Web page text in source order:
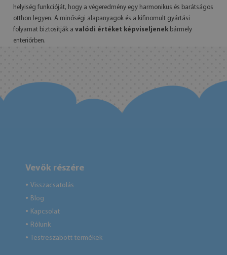
helyiség funkcióját, hogy a végeredmény egy harmonikus és barátságos
otthon legyen. A minőségi alapanyagok és a kifinomult gyártási
folyamat biztosítják a valódi értéket képviseljenek bármely
enteriőrben.
Vevők részére
● Visszacsatolás
● Blog
● Kapcsolat
● Rólunk
● Testreszabott termékek